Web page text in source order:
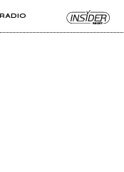
RADIO